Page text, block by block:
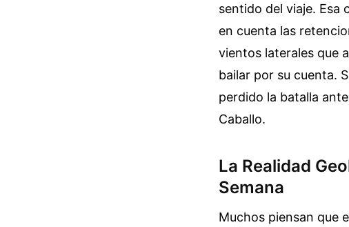
sentido del viaje. Esa
en cuenta las
vientos laterales que
bailar por su cuenta.
perdido la batalla
Caballo.
La Realidad
Semana
Muchos piensan que